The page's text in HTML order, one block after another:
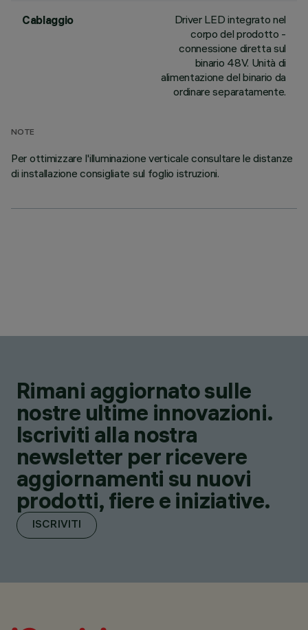
Cablaggio
Driver LED integrato nel
corpo del prodotto -
connessione diretta sul
binario 48V. Unità di
alimentazione del binario da
ordinare separatamente.
NOTE
Per ottimizzare l'illuminazione verticale consultare le distanze
di installazione consigliate sul foglio istruzioni.
Rimani aggiornato sulle
nostre ultime innovazioni.
Iscriviti alla nostra
newsletter per ricevere
aggiornamenti su nuovi
prodotti, fiere e iniziative.
ISCRIVITI